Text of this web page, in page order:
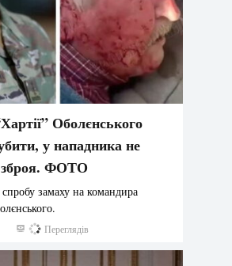
Оболєнського
у нападника не
ФОТО
замаху на командира
190 Переглядів